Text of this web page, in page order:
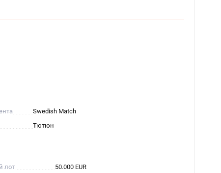
Swedish Match
Тютюн
лот
50.000 EUR